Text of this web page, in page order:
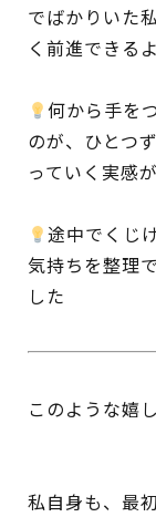
でばかりいた
く前進できる
何から手を
のが、ひとつ
っていく実感
途中でくじ
気持ちを整理
した
このような嬉
私自身も、最